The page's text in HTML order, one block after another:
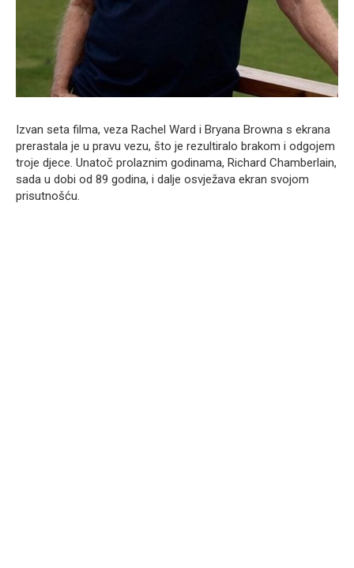
Izvan seta filma, veza Rachel Ward i Bryana Browna s ekrana
prerastala je u pravu vezu, što je rezultiralo brakom i odgojem
troje djece. Unatoč prolaznim godinama, Richard Chamberlain,
sada u dobi od 89 godina, i dalje osvježava ekran svojom
prisutnošću.